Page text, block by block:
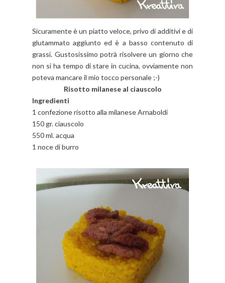
Sicuramente è un piatto veloce, privo di additivi e di
glutammato aggiunto ed è a basso contenuto di
grassi. Gustosissimo potrà risolvere un giorno che
non si ha tempo di stare in cucina, ovviamente non
poteva mancare il mio tocco personale ;-)
Risotto milanese al ciauscolo
Ingredienti
1 confezione risotto alla milanese Arnaboldi
150 gr. ciauscolo
550 ml. acqua
1 noce di burro